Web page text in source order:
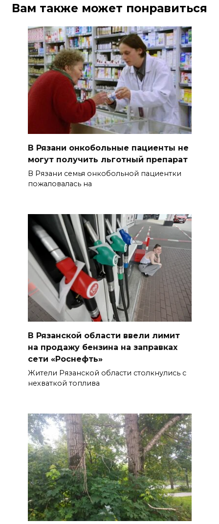
Вам также может понравиться
В Рязани онкобольные пациенты не
могут получить льготный препарат
В Рязани семья онкобольной пациентки
пожаловалась на
В Рязанской области ввели лимит
на продажу бензина на заправках
сети «Роснефть»
Жители Рязанской области столкнулись с
нехваткой топлива